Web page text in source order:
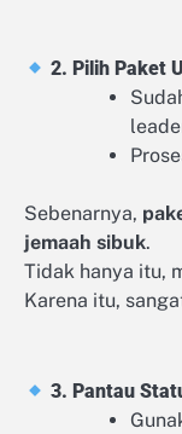
2. Pilih Paket
Sebenarnya,
jemaah sibuk.
Tidak hanya itu,
Karena itu,
3. Pantau